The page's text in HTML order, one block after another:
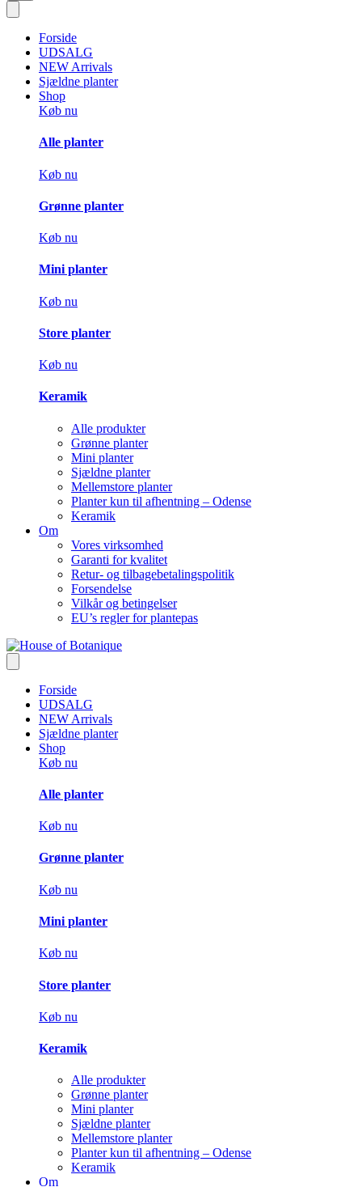
Forside
UDSALG
NEW Arrivals
Sjældne planter
Shop
Køb nu
Alle planter
Køb nu
Grønne planter
Køb nu
Mini planter
Køb nu
Store planter
Køb nu
Keramik
Alle produkter
Grønne planter
Mini planter
Sjældne planter
Mellemstore planter
Planter kun til afhentning – Odense
Keramik
Om
Vores virksomhed
Garanti for kvalitet
Retur- og tilbagebetalingspolitik
Forsendelse
Vilkår og betingelser
EU’s regler for plantepas
Forside
UDSALG
NEW Arrivals
Sjældne planter
Shop
Køb nu
Alle planter
Køb nu
Grønne planter
Køb nu
Mini planter
Køb nu
Store planter
Køb nu
Keramik
Alle produkter
Grønne planter
Mini planter
Sjældne planter
Mellemstore planter
Planter kun til afhentning – Odense
Keramik
Om